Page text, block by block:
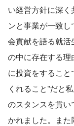
い経営方針に深
ンと事業が一致
会貢献を語る就
の中に存在する
に投資をするこ
くれること”だと
のスタンスを貫
かれました。ま